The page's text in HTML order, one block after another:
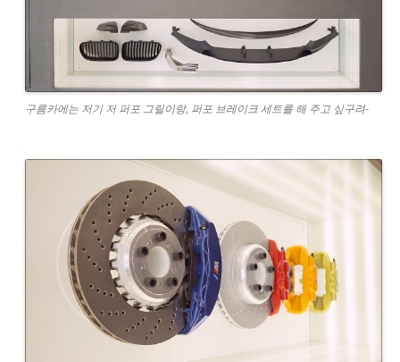
구름카에는 저기 저 퍼포 그릴이랑, 퍼포 브레이크 세트를 해 주고 싶구려-